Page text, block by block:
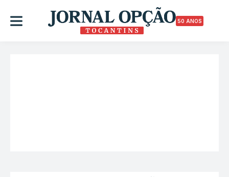
50 ANOS